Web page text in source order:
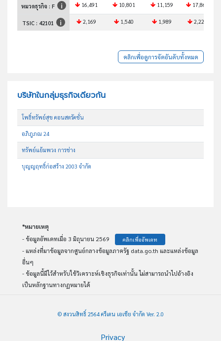
หมวดธุรกิจ : F 16,491 10,801 11,159 17,868
TSIC : 42101 2,169 1,540 1,989 2,229
คลิกเพื่อดูการจัดอันดับทั้งหมด
บริษัทในกลุ่มธุรกิจเดียวกัน
โพธิ์ทรัพย์สุข คอนสตรัคชั่น
อภิภูภณ 24
ทรัพย์แย้มพวง การช่าง
บุญญฤทธิ์ก่อสร้าง 2003 จำกัด
*หมายเหตุ
- ข้อมูลอัพเดทเมื่อ 3 มิถุนายน 2569
คลิกเพื่ออัพเดท
- แหล่งที่มาข้อมูลจากศูนย์กลางข้อมูลภาครัฐ data.go.th และแหล่งข้อมูล
อื่นๆ
- ข้อมูลนี้มีไว้สำหรับใช้วิเคราะห์เชิงธุรกิจเท่านั้น ไม่สามารถนำไปอ้างอิง
เป็นหลักฐานทางกฏหมายได้
© สงวนสิทธิ์ 2564 ครีเดน เอเชีย จำกัด Ver. 2.0
Privacy